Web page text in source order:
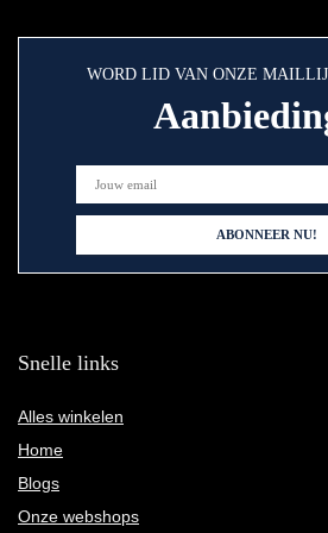
WORD LID VAN ONZE
Snelle links
Alles winkelen
Home
Blogs
Onze webshops